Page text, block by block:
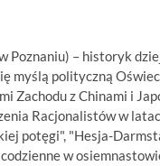
Poznaniu) – historyk
myślą polityczną
Zachodu z Chinami i
Racjonalistów w
potęgi", "Hesja-
w